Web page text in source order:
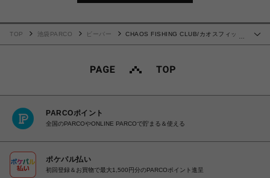
TOP 池袋PARCO ビーバー
CHAOS FISHING CLUB/カオスフィッシ
PARCOポイント
全国のPARCOやONLINE PARCOで貯まる＆使える
ポケパル払い
初回登録＆お買物で最大1,500円分のPARCOポイント進呈